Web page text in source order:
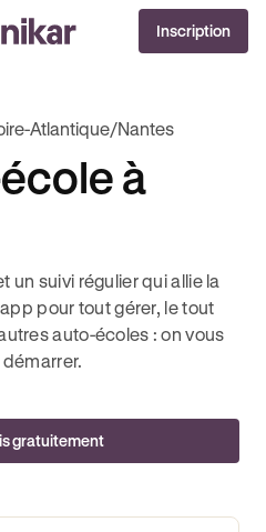
EXCLUSIVE
PREMIUM OFFERTS* !J'EN PROFITE !
Inscription
Atlantique/Nantes
à
un suivi régulier qui allie la
pour tout gérer, le tout
auto-écoles : on vous
gratuitement